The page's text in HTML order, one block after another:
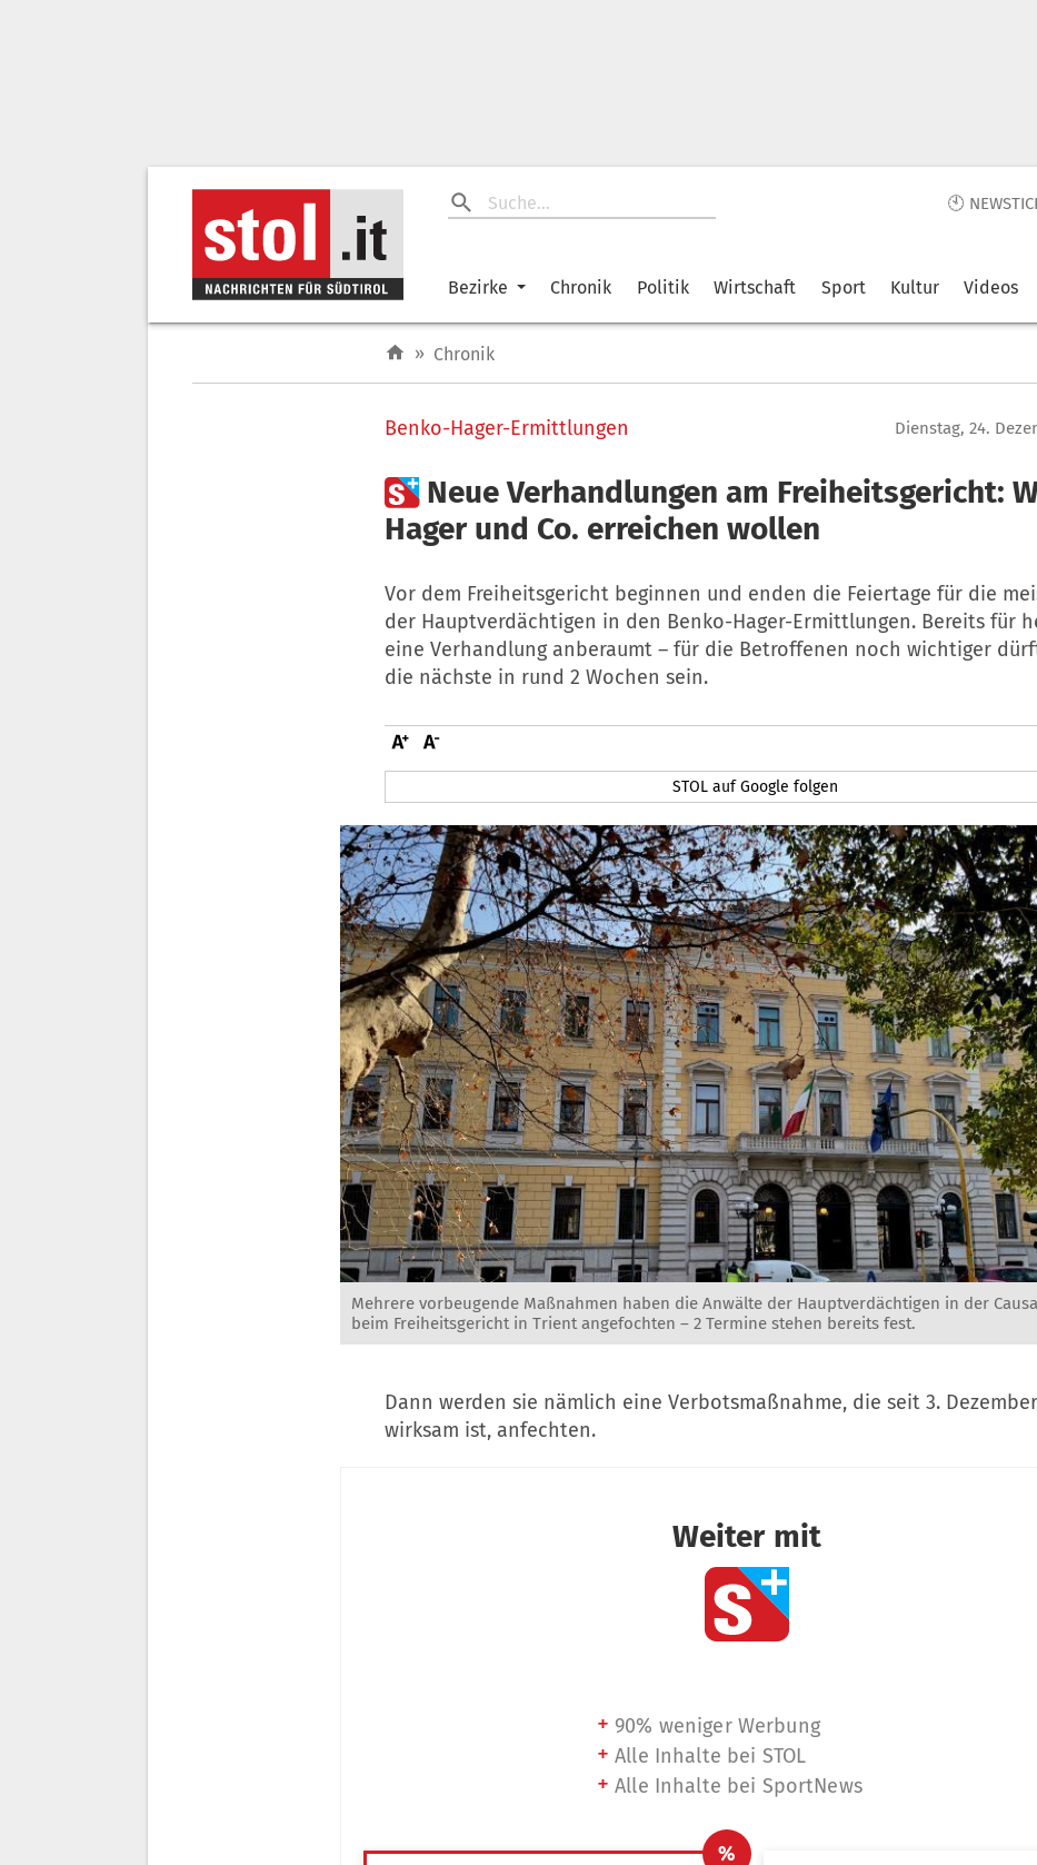
🕙
Bezirke Chronik Politik Wirtschaft Sport Kultur Videos
» Chronik
Benko-Hager-Ermittlungen Dienstag, 24.
 Neue Verhandlungen am Freiheitsgericht:
Hager und Co. erreichen wollen
Vor dem Freiheitsgericht beginnen und enden die Feiertage für die
der Hauptverdächtigen in den Benko-Hager-Ermittlungen. Bereits für
eine Verhandlung anberaumt – für die Betroffenen noch wichtiger
die nächste in rund 2 Wochen sein.
STOL auf Google folgen
Mehrere vorbeugende Maßnahmen haben die Anwälte der Hauptverdächtigen in der
beim Freiheitsgericht in Trient angefochten – 2 Termine stehen bereits fest.
Dann werden sie nämlich eine Verbotsmaßnahme, die seit 3. Dezember
wirksam ist, anfechten.